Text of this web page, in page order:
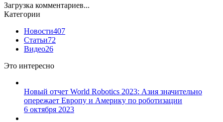
Загрузка комментариев...
Категории
Новости407
Статьи72
Видео26
Это интересно
Новый отчет World Robotics 2023: Азия значительно
опережает Европу и Америку по роботизации
6 октября 2023